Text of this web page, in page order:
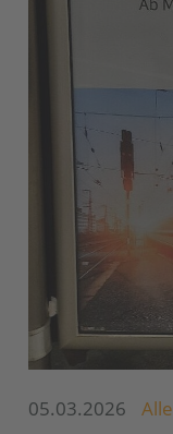
05.03.2026 Alle